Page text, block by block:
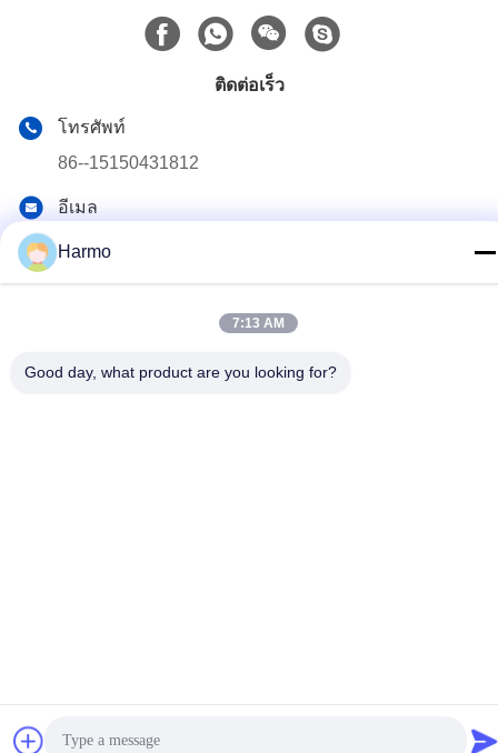
ติดต่อเร็ว
โทรศัพท์
86--15150431812
อีเมล
5109# ถนนทะเลสาบไทยตะวันออก, เมืองลินฮู, เขตวูชอง, เมือง
Harmo
7:13 AM
Good day, what product are you looking for?